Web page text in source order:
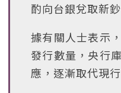
酌向台銀兌取新
據有關人士表示
發行數量，央行
應，逐漸取代現